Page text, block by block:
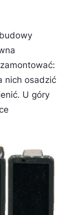
nich osadzić
U góry